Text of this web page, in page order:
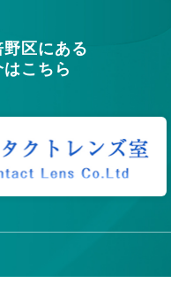
区にある
こちら